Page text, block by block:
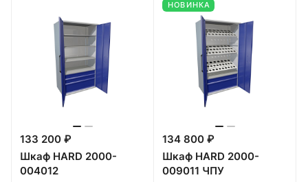
133 200 ₽
Шкаф HARD 2000-
004012
НОВИНКА
134 800 ₽
Шкаф HARD 2000-
009011 ЧПУ